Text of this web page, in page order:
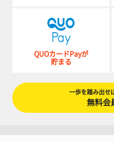
QUOカードPayが
貯まる
一歩を踏み出せ
無料会